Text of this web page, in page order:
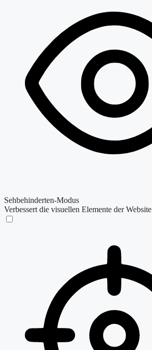
Sehbehinderten-Modus
Verbessert die visuellen Elemente der Website